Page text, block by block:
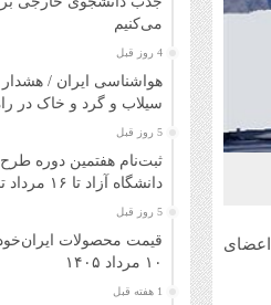
اعضای
می‌کنیم
4 روز قبل
هواشناسی ایران / هشدار
سیلاب و گرد و خاک در
5 روز قبل
ثبت‌نام هفتمین دوره
دانشگاه آزاد تا ۱۶ مرداد تمدید شد
5 روز قبل
قیمت محصولات
۱۰ مرداد ۱۴۰۵
1 هفته قبل